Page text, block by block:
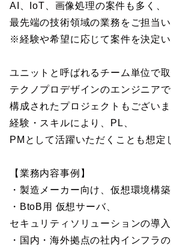
AI、IoT、画像処理の案件も多く、
最先端の技術領域の業務をご担当い
※経験や希望に応じて案件を決定い
ユニットと呼ばれるチーム単位で取
テクノプロデザインのエンジニア
構成されたプロジェクトもございま
経験・スキルにより、PL、
PMとして活躍いただくことも想定
【業務内容事例】
・製造メーカー向け、仮想環境構
・BtoB用 仮想サーバ、
セキュリティソリューションの導
・国内・海外拠点の社内インフラ